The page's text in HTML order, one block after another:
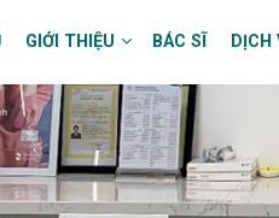
GIỚI THIỆU BÁC SĨ DỊCH